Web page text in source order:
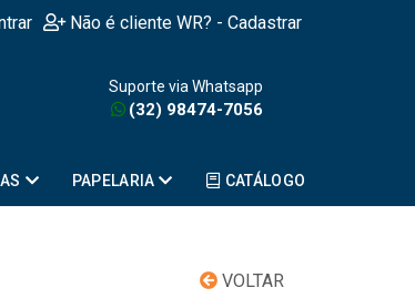
Não é cliente WR? - Cadastrar
Suporte via Whatsapp
(32) 98474-7056
PAPELARIA CATÁLOGO
VOLTAR